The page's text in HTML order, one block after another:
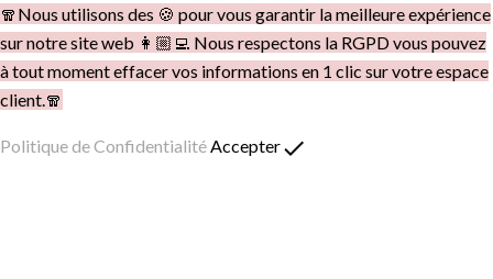
🧣Nous utilisons des 🍪 pour vous garantir la meilleure expérience
sur notre site web 👩🏼‍💻 Nous respectons la RGPD vous pouvez
à tout moment effacer vos informations en 1 clic sur votre espace
client.🧣
Politique de ConfidentialitéAccepterdone